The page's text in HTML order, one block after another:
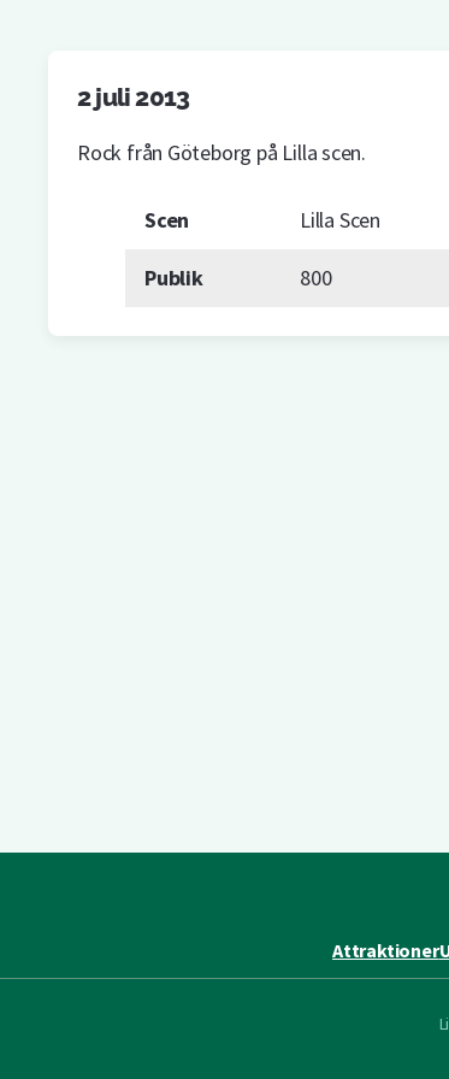
2 juli 2013
Rock från Göteborg på Lilla scen.
Scen Lilla Scen
Publik 800
Attraktioner